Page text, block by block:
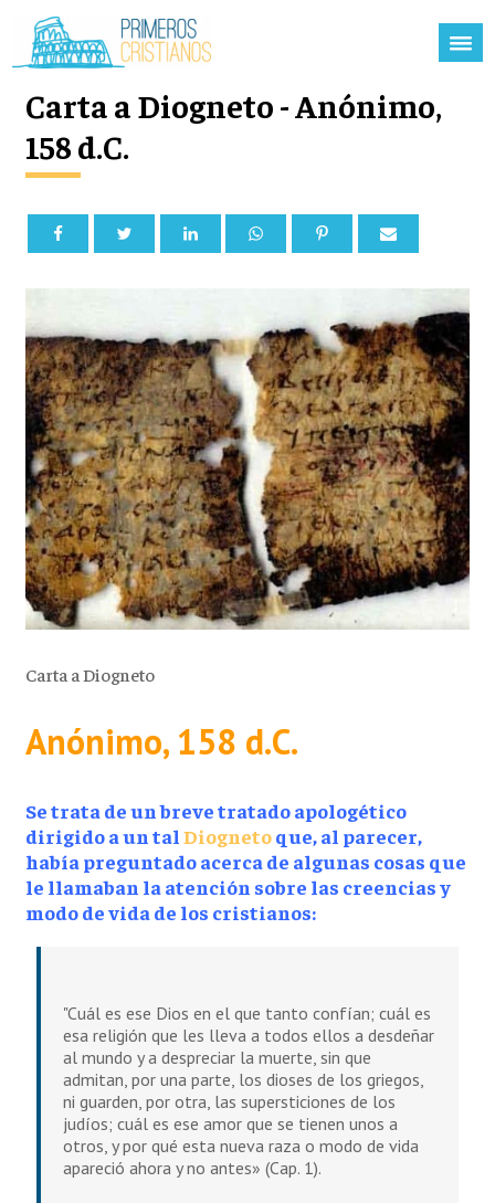
Carta a Diogneto - Anónimo,
158 d.C.
Carta a Diogneto
Anónimo, 158 d.C.
Se trata de un breve tratado apologético
dirigido a un tal Diognetoque, al parecer,
había preguntado acerca de algunas cosas que
le llamaban la atención sobre las creencias y
modo de vida de los cristianos:
"Cuál es ese Dios en el que tanto confían; cuál es
esa religión que les lleva a todos ellos a desdeñar
al mundo y a despreciar la muerte, sin que
admitan, por una parte, los dioses de los griegos,
ni guarden, por otra, las supersticiones de los
judíos; cuál es ese amor que se tienen unos a
otros, y por qué esta nueva raza o modo de vida
apareció ahora y no antes» (Cap. 1).